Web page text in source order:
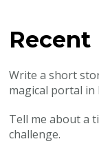
Recent
Write a short
magical portal in
Tell me about a
challenge.